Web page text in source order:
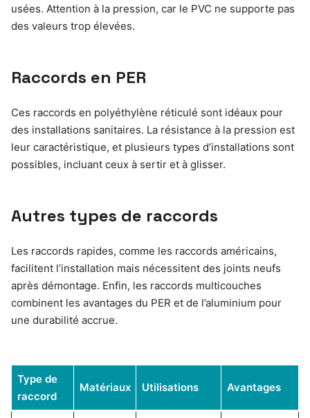
usées. Attention à la pression, car le PVC ne supporte pas
des valeurs trop élevées.
Raccords en PER
Ces raccords en polyéthylène réticulé sont idéaux pour
des installations sanitaires. La résistance à la pression est
leur caractéristique, et plusieurs types d’installations sont
possibles, incluant ceux à sertir et à glisser.
Autres types de raccords
Les raccords rapides, comme les raccords américains,
facilitent l’installation mais nécessitent des joints neufs
après démontage. Enfin, les raccords multicouches
combinent les avantages du PER et de l’aluminium pour
une durabilité accrue.
Type de
raccord
Matériaux Utilisations Avantages